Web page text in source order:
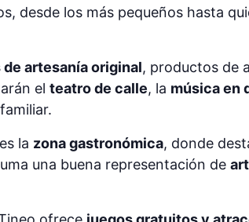
desde los más pequeños hasta
artesanía original, productos de
el teatro de calle, la música en
la zona gastronómica, donde
una buena representación de